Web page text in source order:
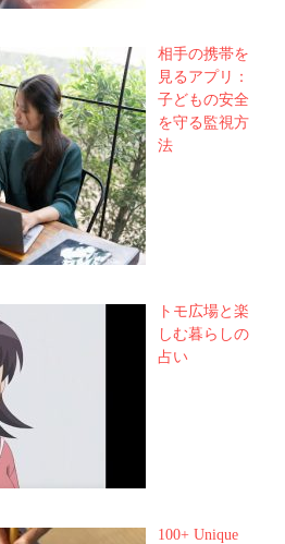
相手の携帯を
見るアプリ：
子どもの安全
を守る監視方
法
トモ広場と楽
しむ暮らしの
占い
100+ Unique